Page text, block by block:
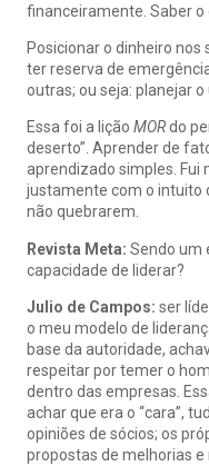
financeiramente. Saber o
Posicionar o dinheiro nos
ter reserva de
outras; ou seja: planejar o
Essa foi a lição MORdo
deserto”. Aprender de
aprendizado simples. Fui
justamente com o intuito
não quebrarem.
Revista Meta: Sendo um
capacidade de liderar?
Julio de Campos: ser
o meu modelo de
base da autoridade,
respeitar por temer o
dentro das empresas.
achar que era o “cara”,
opiniões de sócios; os
propostas de melhorias